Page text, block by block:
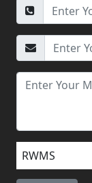
RWMS